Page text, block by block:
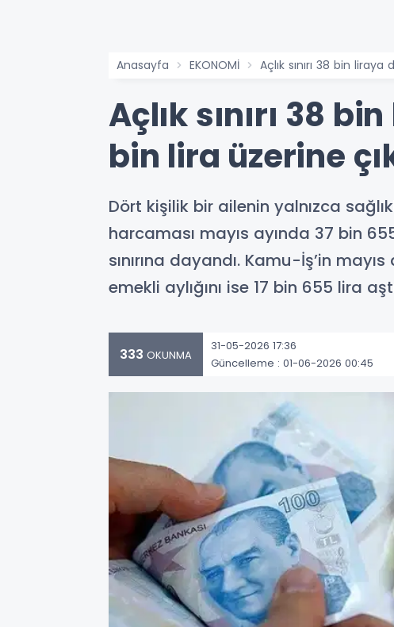
Anasayfa EKONOMİ Açlık sınırı 38 bin
Açlık sınırı 38
bin lira üzerine
Dört kişilik bir ailenin yalnızca
harcaması mayıs ayında 37 bin
sınırına dayandı. Kamu-İş’in
emekli aylığını ise 17 bin 655 lira
333 OKUNMA
31-05-2026 17:36
Güncelleme : 01-06-2026 00:45